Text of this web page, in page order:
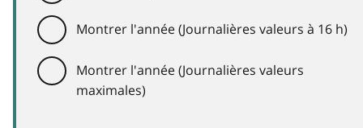
Montrer l'année (Journalières valeurs à 16 h)
Montrer l'année (Journalières valeurs
maximales)